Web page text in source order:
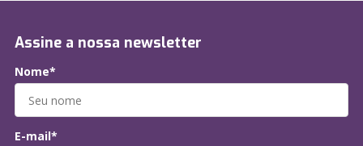
Assine a nossa newsletter
Nome*
E-mail*